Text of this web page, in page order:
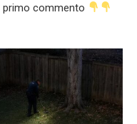
primo commento